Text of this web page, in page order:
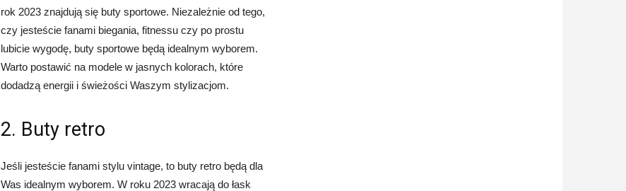
rok 2023 znajdują się buty sportowe. Niezależnie od tego,
czy jesteście fanami biegania, fitnessu czy po prostu
lubicie wygodę, buty sportowe będą idealnym wyborem.
Warto postawić na modele w jasnych kolorach, które
dodadzą energii i świeżości Waszym stylizacjom.
2. Buty retro
Jeśli jesteście fanami stylu vintage, to buty retro będą dla
Was idealnym wyborem. W roku 2023 wracają do łask